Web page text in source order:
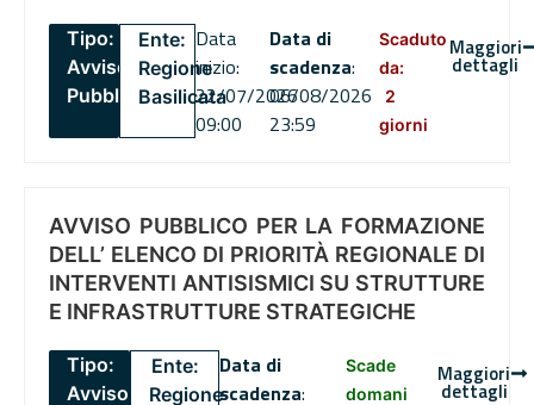
Tipo:
Avviso
Pubblico
Ente:
Regione
Basilicata
Data
inizio:
22/07/2026
09:00
Data di
scadenza:
06/08/2026
23:59
Scaduto
da:
2
giorni
Maggiori
dettagli
AVVISO PUBBLICO PER LA FORMAZIONE
DELL’ ELENCO DI PRIORITÀ REGIONALE DI
INTERVENTI ANTISISMICI SU STRUTTURE
E INFRASTRUTTURE STRATEGICHE
Tipo:
Avviso
Ente:
Regione
Data di
scadenza:
Scade
domani
Maggiori
dettagli